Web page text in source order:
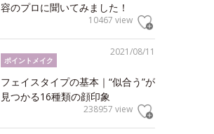
容のプロに聞いてみました！
10467 view
2021/08/11
ポイントメイク
フェイスタイプの基本｜“似合う”が
見つかる16種類の顔印象
238957 view